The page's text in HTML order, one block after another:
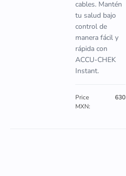
cables. Mantén
tu salud bajo
control de
manera fácil y
rápida con
ACCU-CHEK
Instant.
Price
MXN:
630